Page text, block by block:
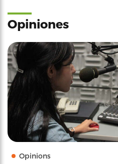
Opiniones
Opinions